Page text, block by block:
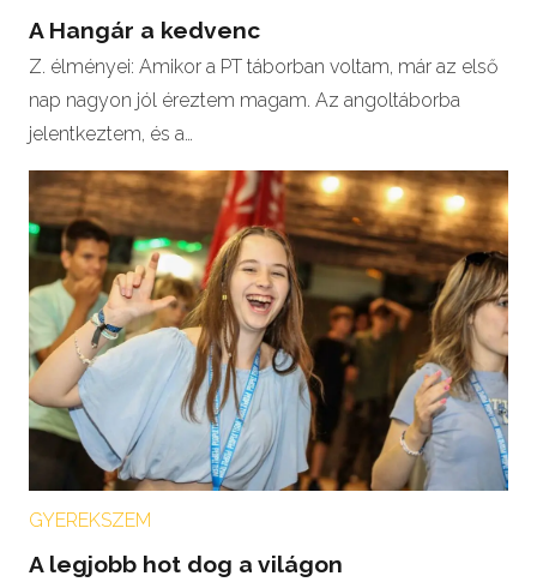
A Hangár a kedvenc
Z. élményei: Amikor a PT táborban voltam, már az első
nap nagyon jól éreztem magam. Az angoltáborba
jelentkeztem, és a…
GYEREKSZEM
A legjobb hot dog a világon